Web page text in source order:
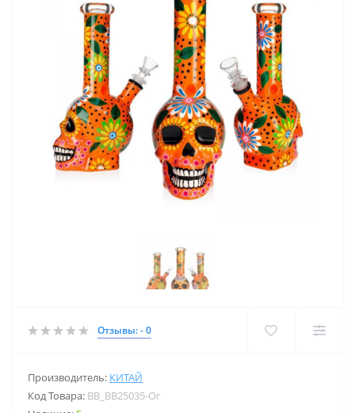
Отзывы: - 0
Производитель: КИТАЙ
Код Товара: BB_BB25035-Or